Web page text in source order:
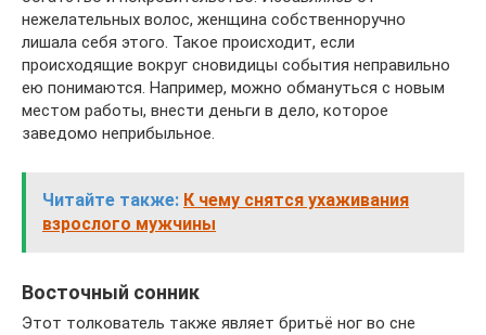
нежелательных волос, женщина собственноручно
лишала себя этого. Такое происходит, если
происходящие вокруг сновидицы события неправильно
ею понимаются. Например, можно обмануться с новым
местом работы, внести деньги в дело, которое
заведомо неприбыльное.
Читайте также: К чему снятся ухаживания
взрослого мужчины
Восточный сонник
Этот толкователь также являет бритьё ног во сне